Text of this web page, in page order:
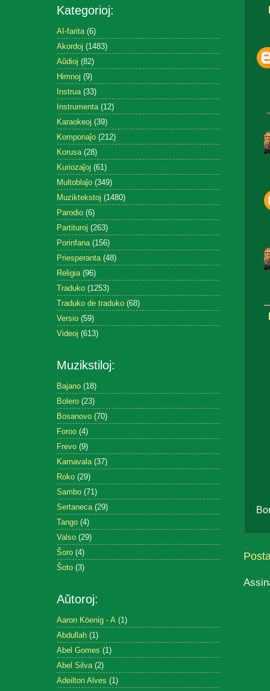
Kategorioj:
AI-farita (6)
Akordoj (1483)
Aŭdioj (82)
Himnoj (9)
Instrua (33)
Instrumenta (12)
Karaokeoj (39)
Komponaĵo (212)
Korusa (28)
Kuriozaĵoj (61)
Multoblaĵo (349)
Muziktekstoj (1480)
Parodio (6)
Partituroj (263)
Porinfana (156)
Priesperanta (48)
Religia (96)
Traduko (1253)
Traduko de traduko (68)
Versio (59)
Videoj (613)
Muzikstiloj:
Bajano (18)
Bolero (23)
Bosanovo (70)
Foroo (4)
Frevo (9)
Karnavala (37)
Roko (29)
Sambo (71)
Sertaneca (29)
Tango (4)
Valso (29)
Ŝoro (4)
Ŝoto (3)
Aŭtoroj:
Aaron Köenig - A (1)
Abdullah (1)
Abel Gomes (1)
Abel Silva (2)
Adeilton Alves (1)